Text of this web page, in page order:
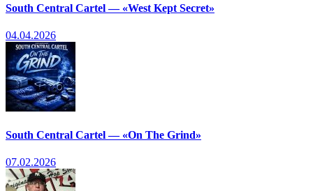
South Central Cartel — «West Kept Secret»
04.04.2026
South Central Cartel — «On The Grind»
07.02.2026